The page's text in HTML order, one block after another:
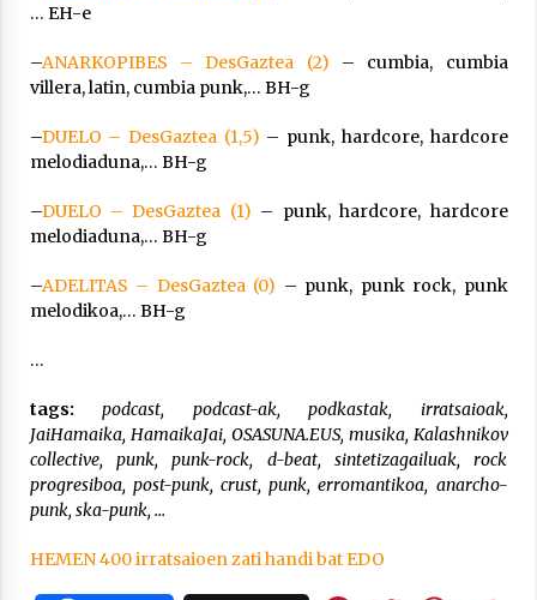
… EH-e
–ANARKOPIBES – DesGaztea (2) – cumbia, cumbia
villera, latin, cumbia punk,… BH-g
–DUELO – DesGaztea (1,5) – punk, hardcore, hardcore
melodiaduna,… BH-g
–DUELO – DesGaztea (1) – punk, hardcore, hardcore
melodiaduna,… BH-g
–ADELITAS – DesGaztea (0) – punk, punk rock, punk
melodikoa,… BH-g
…
tags: podcast, podcast-ak, podkastak, irratsaioak,
JaiHamaika, HamaikaJai, OSASUNA.EUS, musika, Kalashnikov
collective, punk, punk-rock, d-beat, sintetizagailuak, rock
progresiboa, post-punk, crust, punk, erromantikoa, anarcho-
punk, ska-punk, …
HEMEN 400 irratsaioen zati handi bat EDO